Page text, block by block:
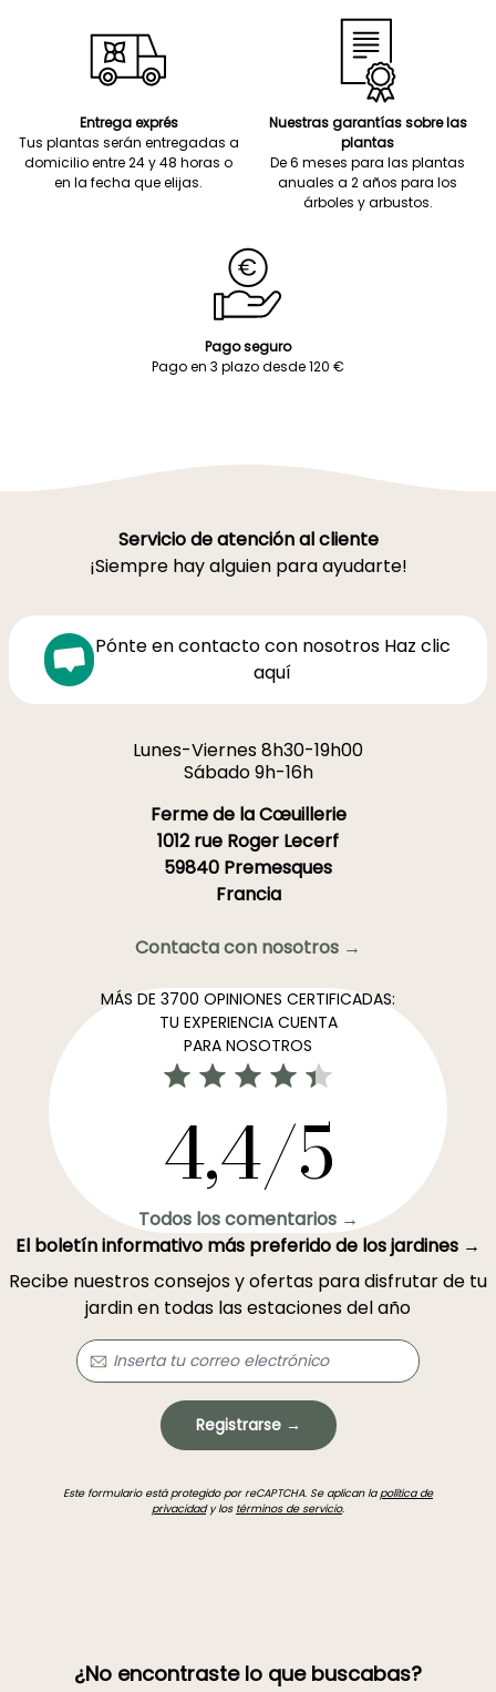
Entrega exprés
Tus plantas serán entregadas a
domicilio entre 24 y 48 horas o
en la fecha que elijas.
Nuestras garantías sobre las
plantas
De 6 meses para las plantas
anuales a 2 años para los
árboles y arbustos.
Pago seguro
Pago en 3 plazo desde 120 €
Servicio de atención al cliente
¡Siempre hay alguien para ayudarte!
Pónte en contacto con nosotros Haz clic
aquí
Lunes-Viernes 8h30-19h00
Sábado 9h-16h
Ferme de la Cœuillerie
1012 rue Roger Lecerf
59840 Premesques
Francia
Contacta con nosotros →
MÁS DE 3700 OPINIONES CERTIFICADAS:
TU EXPERIENCIA CUENTA
PARA NOSOTROS
4,4/5
Todos los comentarios →
El boletín informativo más preferido de los jardines →
Recibe nuestros consejos y ofertas para disfrutar de tu
jardin en todas las estaciones del año
Registrarse →
Este formulario está protegido por reCAPTCHA. Se aplican lapolítica de
privacidady los términos de servicio.
¿No encontraste lo que buscabas?